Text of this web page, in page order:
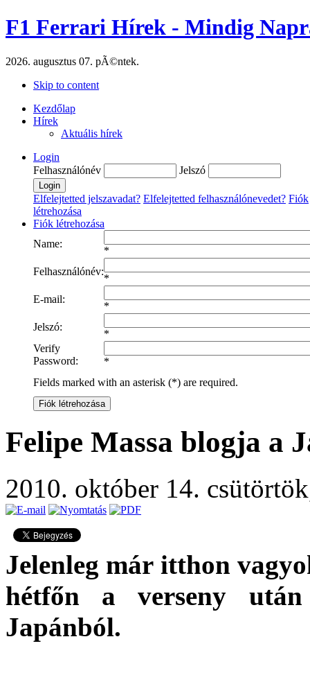
F1 Ferrari Hírek - Mindig
2026. augusztus 07. pÃ©ntek.
Skip to content
Kezdőlap
Hírek
Aktuális hírek
Login
Felhasználónév
Jelszó
Elfelejtetted jelszavadat? Elfelejtetted felhasználónevedet? Fiók
létrehozása
Fiók létrehozása
Name:
*
Felhasználónév:
*
E-mail:
*
Jelszó:
*
Verify
Password:
*
Fields marked with an asterisk (*) are required.
Fiók létrehozása
Felipe Massa blogja a
2010. október 14.
Jelenleg már itthon
hétfőn a verseny
Japánból.